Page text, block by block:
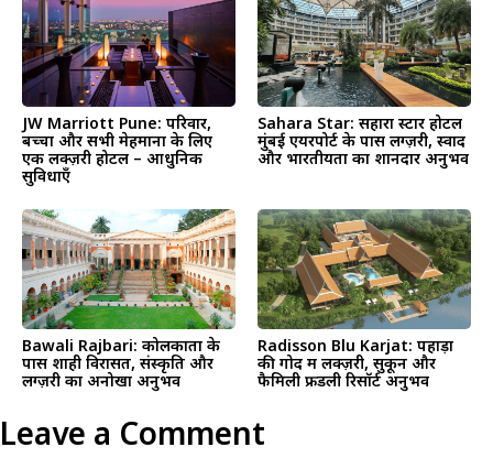
JW Marriott Pune: परिवार,
बच्चों और सभी मेहमानों के लिए
एक लक्ज़री होटल – आधुनिक
सुविधाएँ
Sahara Star: सहारा स्टार होटल
मुंबई एयरपोर्ट के पास लग्ज़री, स्वाद
और भारतीयता का शानदार अनुभव
Bawali Rajbari: कोलकाता के
पास शाही विरासत, संस्कृति और
लग्ज़री का अनोखा अनुभव
Radisson Blu Karjat: पहाड़ों
की गोद में लक्ज़री, सुकून और
फैमिली फ्रेंडली रिसॉर्ट अनुभव
Leave a Comment